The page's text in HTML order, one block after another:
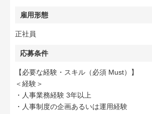
雇用形態
正社員
応募条件
【必要な経験・スキル（必須 Must）】
＜経験＞
・人事業務経験 3年以上
・人事制度の企画あるいは運用経験